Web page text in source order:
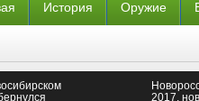
История Оружие
2017,